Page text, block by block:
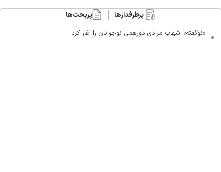
پرطرفدارها پربحث‌ها
«نوگفته»؛ شهاب مرادی دورهمی نوجوانان را آغاز کرد